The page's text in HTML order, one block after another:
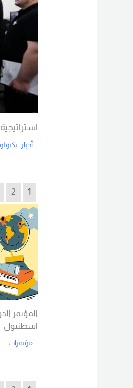
أخبار
1
2
اسطنبول
مؤتمرات